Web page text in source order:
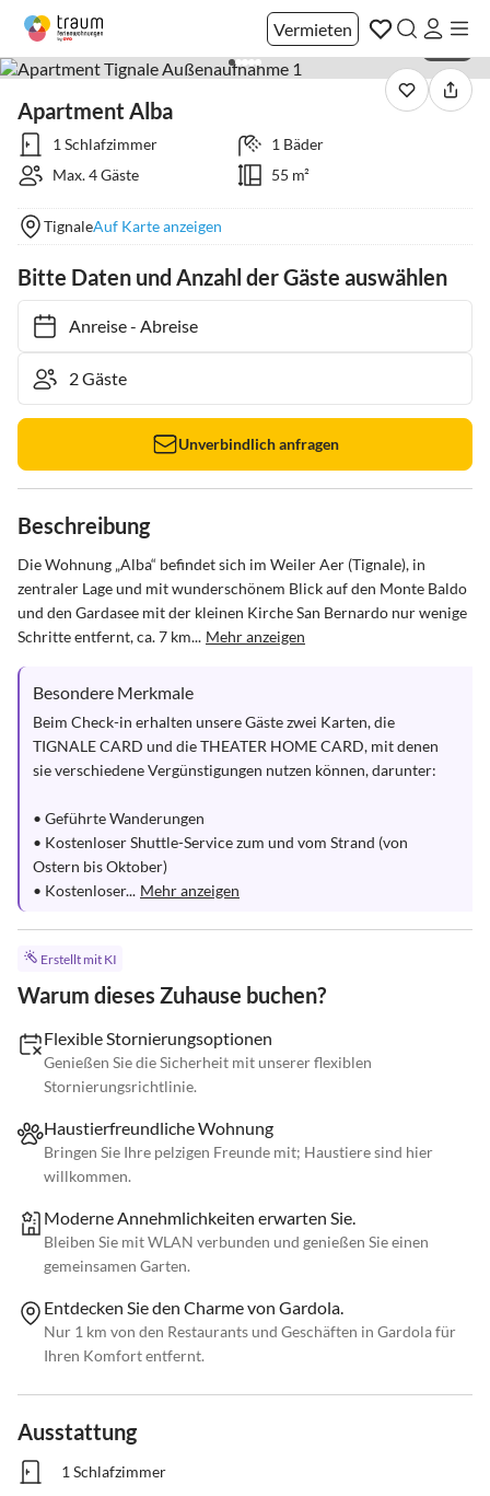
Vermieten
Apartment Alba
1 Schlafzimmer
1 Bäder
Max. 4 Gäste
55 m²
TignaleAuf Karte anzeigen
Bitte Daten und Anzahl der Gäste auswählen
Anreise- Abreise
Unverbindlich anfragen
Beschreibung
Die Wohnung „Alba“ befindet sich im Weiler Aer (Tignale), in
zentraler Lage und mit wunderschönem Blick auf den Monte Baldo
und den Gardasee mit der kleinen Kirche San Bernardo nur wenige
Schritte entfernt, ca. 7 km... Mehr anzeigen
Besondere Merkmale
Beim Check-in erhalten unsere Gäste zwei Karten, die
TIGNALE CARD und die THEATER HOME CARD, mit denen
sie verschiedene Vergünstigungen nutzen können, darunter:
• Geführte Wanderungen
• Kostenloser Shuttle-Service zum und vom Strand (von
Ostern bis Oktober)
• Kostenloser... Mehr anzeigen
Erstellt mit KI
Warum dieses Zuhause buchen?
Flexible Stornierungsoptionen
Genießen Sie die Sicherheit mit unserer flexiblen
Stornierungsrichtlinie.
Haustierfreundliche Wohnung
Bringen Sie Ihre pelzigen Freunde mit; Haustiere sind hier
willkommen.
Moderne Annehmlichkeiten erwarten Sie.
Bleiben Sie mit WLAN verbunden und genießen Sie einen
gemeinsamen Garten.
Entdecken Sie den Charme von Gardola.
Nur 1 km von den Restaurants und Geschäften in Gardola für
Ihren Komfort entfernt.
Ausstattung
1 Schlafzimmer